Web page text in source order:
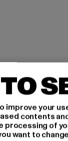
improve your
contents
processing of
want to